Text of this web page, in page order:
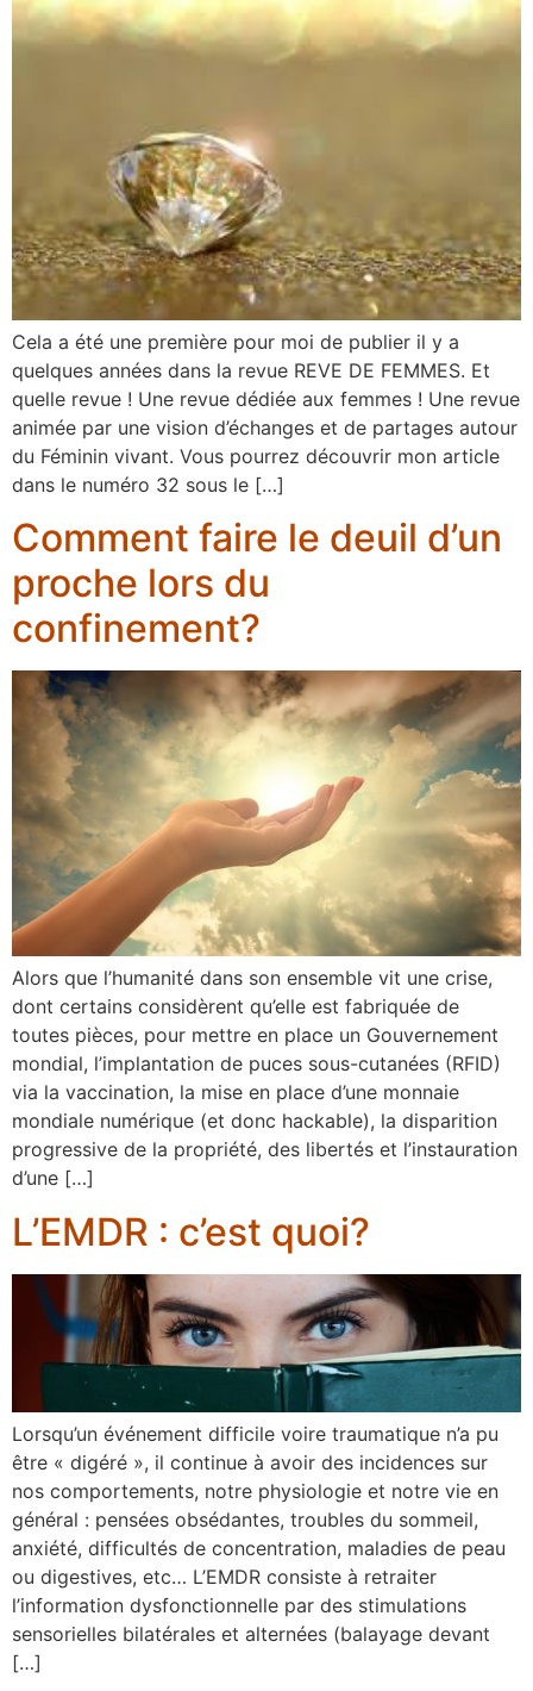
Cela a été une première pour moi de publier il y a
quelques années dans la revue REVE DE FEMMES. Et
quelle revue ! Une revue dédiée aux femmes ! Une revue
animée par une vision d’échanges et de partages autour
du Féminin vivant. Vous pourrez découvrir mon article
dans le numéro 32 sous le […]
Comment faire le deuil d’un
proche lors du
confinement?
Alors que l’humanité dans son ensemble vit une crise,
dont certains considèrent qu’elle est fabriquée de
toutes pièces, pour mettre en place un Gouvernement
mondial, l’implantation de puces sous-cutanées (RFID)
via la vaccination, la mise en place d’une monnaie
mondiale numérique (et donc hackable), la disparition
progressive de la propriété, des libertés et l’instauration
d’une […]
L’EMDR : c’est quoi?
Lorsqu’un événement difficile voire traumatique n’a pu
être « digéré », il continue à avoir des incidences sur
nos comportements, notre physiologie et notre vie en
général : pensées obsédantes, troubles du sommeil,
anxiété, difficultés de concentration, maladies de peau
ou digestives, etc… L’EMDR consiste à retraiter
l’information dysfonctionnelle par des stimulations
sensorielles bilatérales et alternées (balayage devant
[…]